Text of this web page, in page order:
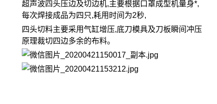
超声波四头压边及切边机,主要根据口罩成型机量身*,
每次焊接成品为四只,耗用时间为2秒,
四头切料主要采用气缸增压,底刀模具及刀板瞬间冲压
原理裁切四边多余的布料。